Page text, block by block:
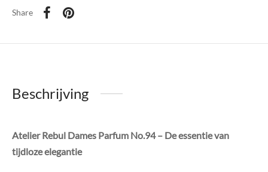
Share
Beschrijving
Atelier Rebul Dames Parfum No.94 – De essentie van
tijdloze elegantie